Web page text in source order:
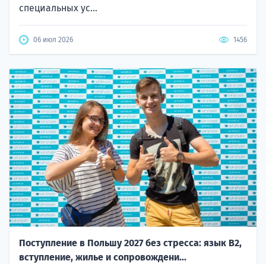
специальных ус...
06 июл 2026 1456
Поступление в Польшу 2027 без стресса: язык B2,
вступление, жилье и сопровождени...